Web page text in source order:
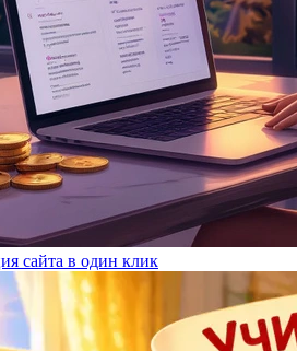
сайта в один клик